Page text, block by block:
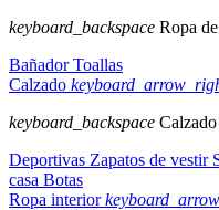
keyboard_backspace Ropa
BañadorToallas
Calzado
keyboard_backspace Calzado
Deportivas Zapatos de vestir
casa Botas
Ropa interior